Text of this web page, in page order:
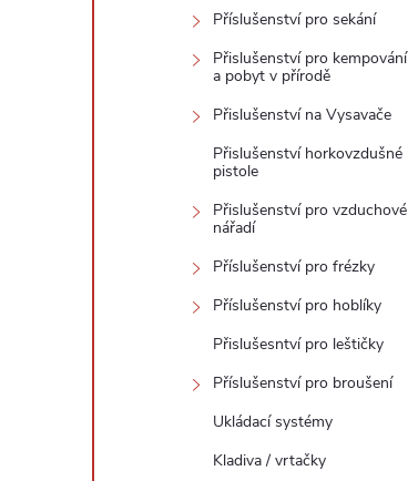
Příslušenství pro sekání
Přislušenství pro kempování
a pobyt v přírodě
Přislušenství na Vysavače
Přislušenství horkovzdušné
pistole
Přislušenství pro vzduchové
nářadí
Příslušenství pro frézky
Příslušenství pro hoblíky
Přislušesntví pro leštičky
Příslušenství pro broušení
Ukládací systémy
Kladiva / vrtačky